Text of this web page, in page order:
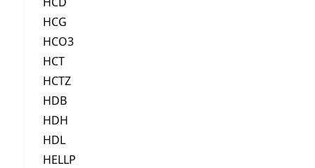
HCG
HCO3
HCT
HCTZ
HDB
HDH
HDL
HELLP